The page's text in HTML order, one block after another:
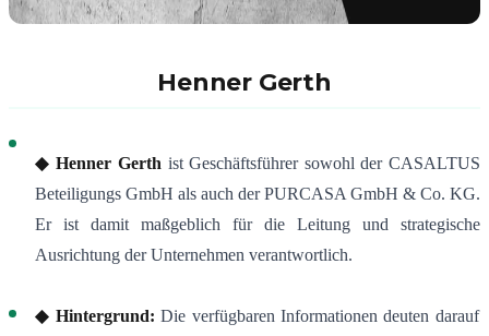
Henner Gerth
◆ Henner Gerth ist Geschäftsführer sowohl der CASALTUS
Beteiligungs GmbH als auch der PURCASA GmbH & Co. KG.
Er ist damit maßgeblich für die Leitung und strategische
Ausrichtung der Unternehmen verantwortlich.
◆ Hintergrund:Die verfügbaren Informationen deuten darauf